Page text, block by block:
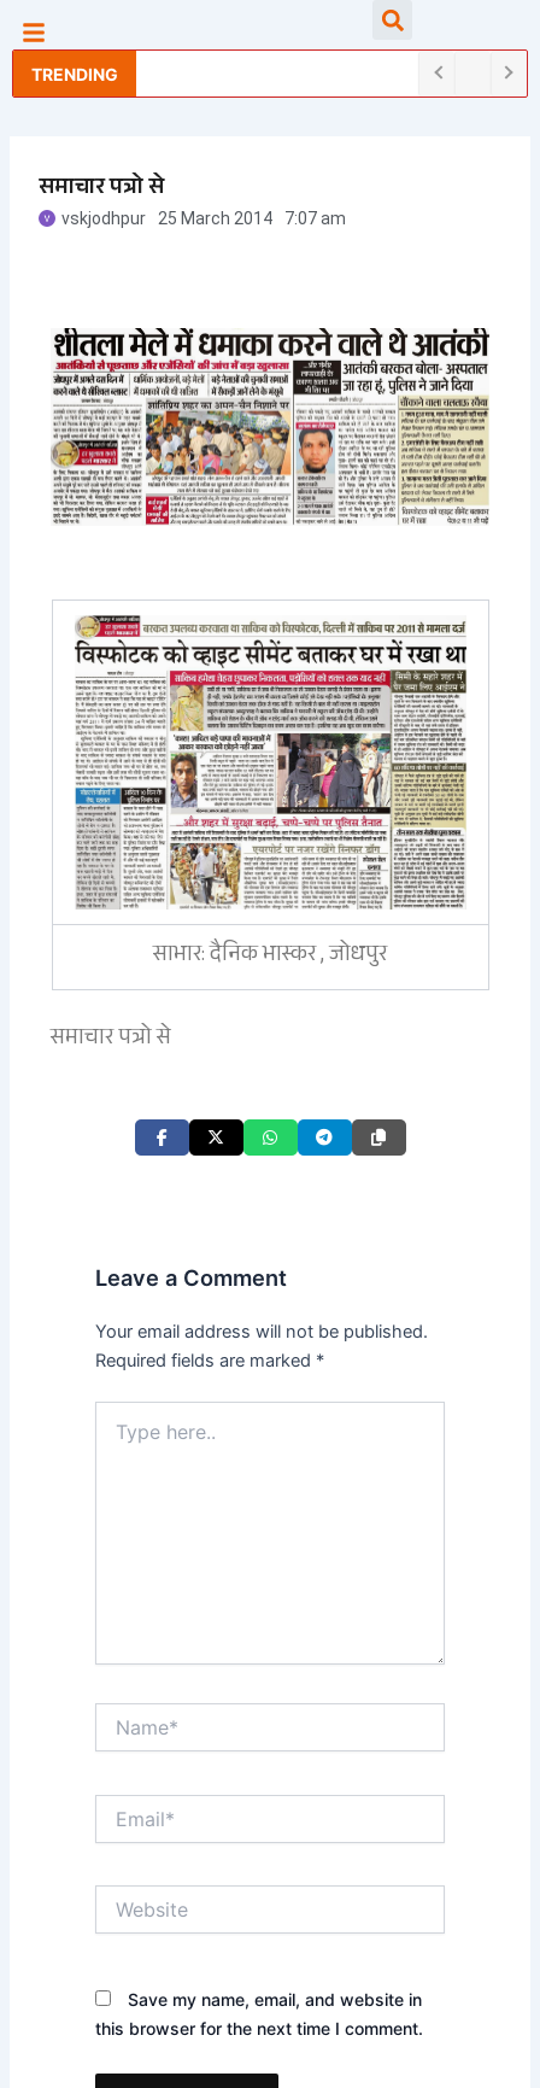
contentTRENDING
समाचार पत्रो से
vskjodhpur 25 March 2014 7:07 am
साभार: दैनिक भास्कर , जोधपुर
समाचार पत्रो से
Leave a Comment
Your email address will not be published.
Required fields are marked *
here..
Save my name, email, and website in
this browser for the next time I comment.